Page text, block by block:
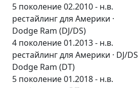
5 поколение 02.2010 - н.в.
рестайлинг для Америки ·
Dodge Ram (DJ/DS)
4 поколение 01.2013 - н.в.
рестайлинг для Америки · DJ/DS
Dodge Ram (DT)
5 поколение 01.2018 - н.в.